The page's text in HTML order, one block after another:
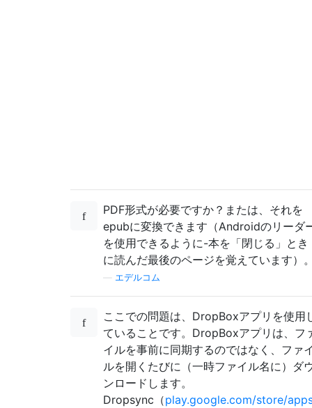
PDF形式が必要ですか？または、それを
epubに変換できます（Androidのリーダ
を使用できるように-本を「閉じる」とき
に読んだ最後のページを覚えています）
エデルコム
ここでの問題は、DropBoxアプリを使用
ていることです。DropBoxアプリは、フ
イルを事前に同期するのではなく、ファ
ルを開くたびに（一時ファイル名に）ダ
ンロードします。
Dropsync（play.google.com/store/